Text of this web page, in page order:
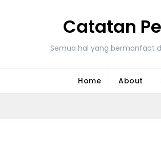
Catatan
Semua hal yang bermanfaat
Home About